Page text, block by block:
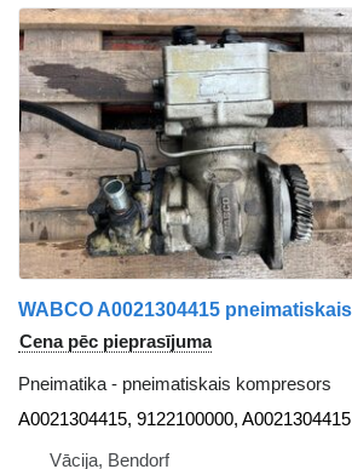
Cena pēc pieprasījuma
Pneimatika - pneimatiskais kompresors
A0021304415, 9122100000, A0021304415
Vācija, Bendorf